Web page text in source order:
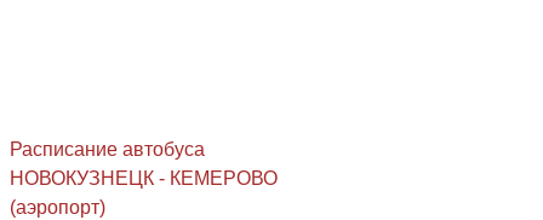
Расписание автобуса
НОВОКУЗНЕЦК - КЕМЕРОВО
(аэропорт)